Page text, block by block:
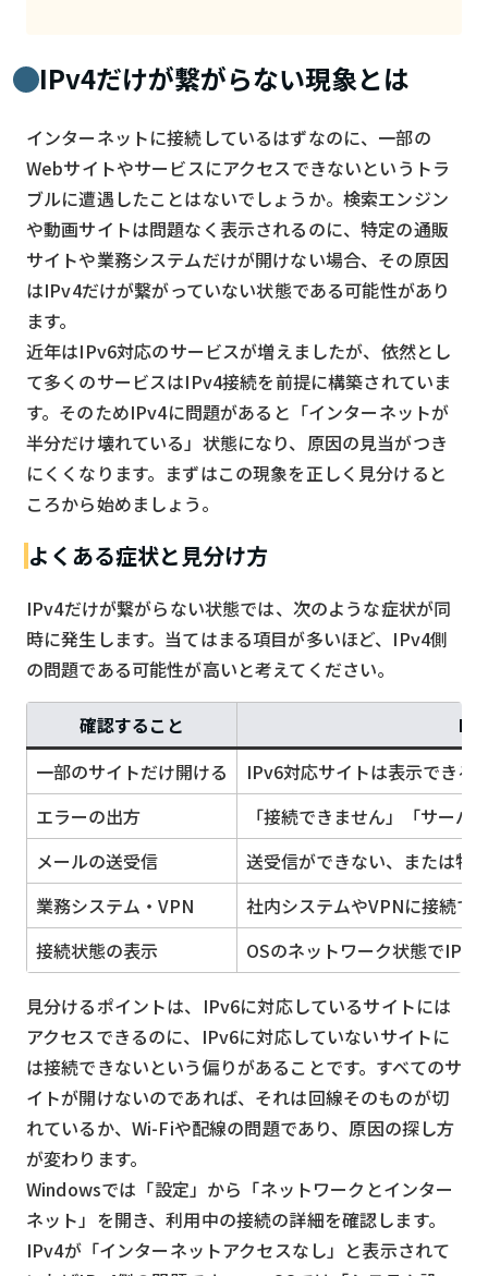
IPv4だけが繋がらない現象とは
インターネットに接続しているはずなのに、一部の
Webサイトやサービスにアクセスできないというトラ
ブルに遭遇したことはないでしょうか。検索エンジン
や動画サイトは問題なく表示されるのに、特定の通販
サイトや業務システムだけが開けない場合、その原因
はIPv4だけが繋がっていない状態である可能性があり
ます。
近年はIPv6対応のサービスが増えましたが、依然とし
て多くのサービスはIPv4接続を前提に構築されていま
す。そのためIPv4に問題があると「インターネットが
半分だけ壊れている」状態になり、原因の見当がつき
にくくなります。まずはこの現象を正しく見分けると
ころから始めましょう。
よくある症状と見分け方
IPv4だけが繋がらない状態では、次のような症状が同
時に発生します。当てはまる項目が多いほど、IPv4側
の問題である可能性が高いと考えてください。
確認すること
一部のサイトだけ開ける
IPv6対応サイトは表示できる
エラーの出方
「接続できません」「サー
メールの送受信
送受信ができない、または特
業務システム・VPN
社内システムやVPNに接続で
接続状態の表示
OSのネットワーク状態で
見分けるポイントは、IPv6に対応しているサイトには
アクセスできるのに、IPv6に対応していないサイトに
は接続できないという偏りがあることです。すべてのサ
イトが開けないのであれば、それは回線そのものが切
れているか、Wi-Fiや配線の問題であり、原因の探し方
が変わります。
Windowsでは「設定」から「ネットワークとインター
ネット」を開き、利用中の接続の詳細を確認します。
IPv4が「インターネットアクセスなし」と表示されて